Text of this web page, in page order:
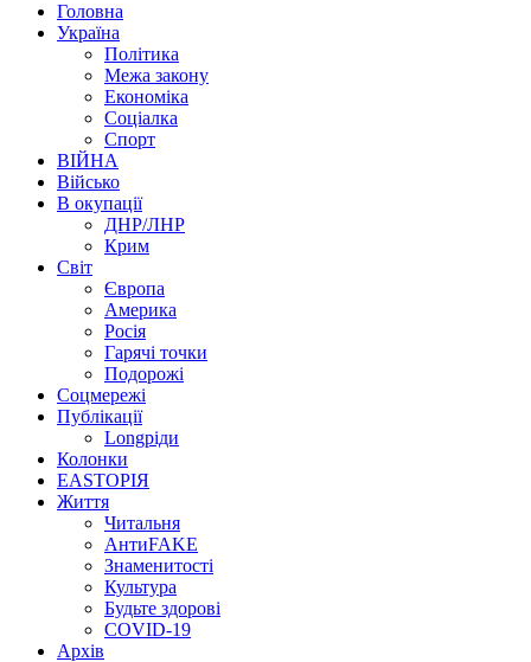
Головна
Україна
Політика
Межа закону
Економіка
Соціалка
Спорт
ВІЙНА
Військо
В окупації
ДНР/ЛНР
Крим
Світ
Європа
Америка
Росія
Гарячі точки
Подорожі
Соцмережі
Публікації
Longріди
Колонки
EASTОРІЯ
Життя
Читальня
АнтиFAKE
Знаменитості
Культура
Будьте здорові
COVID-19
Архів